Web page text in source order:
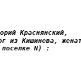
Краснянский,
из Кишинева,
поселке N) :